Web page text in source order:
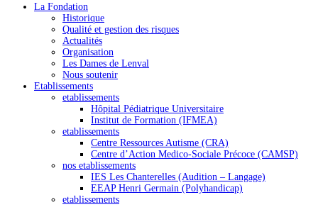
La Fondation
Historique
Qualité et gestion des risques
Actualités
Organisation
Les Dames de Lenval
Nous soutenir
Etablissements
etablissements
Hôpital Pédiatrique Universitaire
Institut de Formation (IFMEA)
etablissements
Centre Ressources Autisme (CRA)
Centre d’Action Medico-Sociale Précoce (CAMSP)
nos etablissements
IES Les Chanterelles (Audition – Langage)
EEAP Henri Germain (Polyhandicap)
etablissements